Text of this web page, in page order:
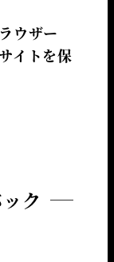
ウザー
イトを保
ク